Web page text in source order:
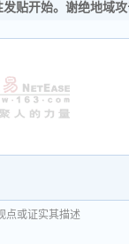
贴开始。谢绝地域攻
点或证实其描述